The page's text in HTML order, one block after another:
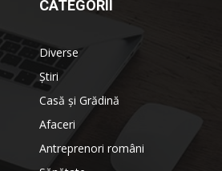
CATEGORII
Diverse
Știri
Casă și Grădină
Afaceri
Antreprenori români